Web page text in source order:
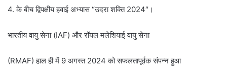
4. के बीच द्विपक्षीय हवाई अभ्यास “उदरा शक्ति 2024″।
भारतीय वायु सेना (IAF) और रॉयल मलेशियाई वायु सेना
(RMAF) हाल ही में 9 अगस्त 2024 को सफलतापूर्वक संपन्न हुआ